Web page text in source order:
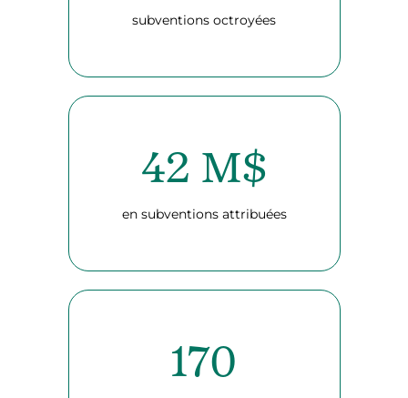
subventions octroyées
42 M$
en subventions attribuées
170